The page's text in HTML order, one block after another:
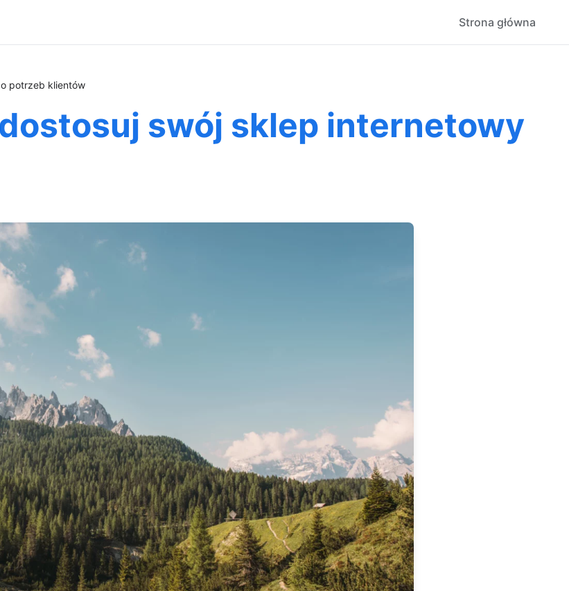
Strona główna
potrzeb klientów
swój sklep internetowy